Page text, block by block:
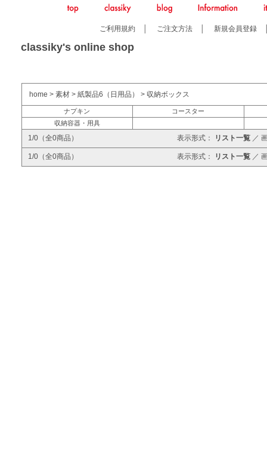
ご利用規約 ご注文方法 新規会員登録
classiky's online shop
home > 素材 > 紙製品6（日用品） > 収納ボックス
ナプキン
コースター
収納容器・用具
1/0（全0商品） 表示形式： リスト一覧 ／
1/0（全0商品） 表示形式： リスト一覧 ／